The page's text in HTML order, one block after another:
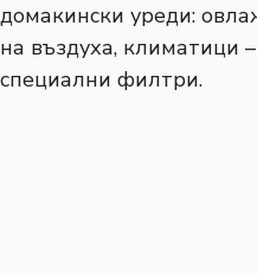
домакински уреди:
на въздуха, климатици
специални филтри.